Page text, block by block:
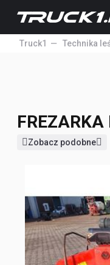
Truck1 Technika
FREZARKA
Zobacz podobne